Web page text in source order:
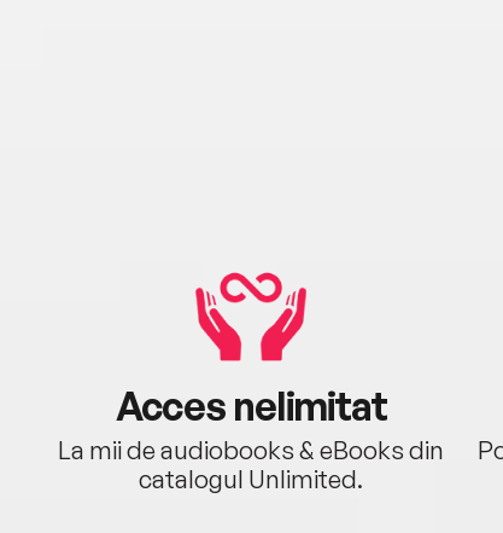
Acces nelimitat
La mii de audiobooks & eBooks din
catalogul Unlimited.